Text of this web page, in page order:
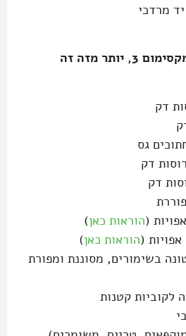
מרדכי
לתוספות (תבחרו 2, מקסימום 3, יותר מזה זה
הוראות כאן)
הוראות כאן)
בשימורים, מסוננת ומפורת